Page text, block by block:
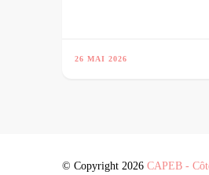
26 MAI 2026
© Copyright 2026 CAPEB -